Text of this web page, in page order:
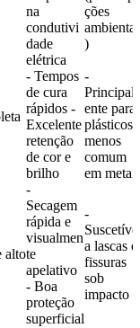
na
condutivi
dade
elétrica
ções
)
- Tempos
de cura
rápidos -
Excelente
retenção
de cor e
brilho
-
ente para
plásticos,
menos
comum
em metais
alto
-
Secagem
rápida e
visualmen
te
apelativo
- Boa
proteção
superficial
-
a lascas e
fissuras
sob
impacto